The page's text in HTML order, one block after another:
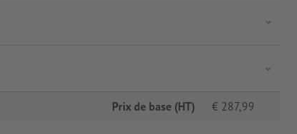
Prix de base (HT) € 287,99